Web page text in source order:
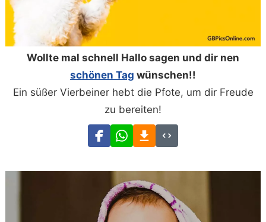
Wollte mal schnell Hallo sagen und dir nen
schönen Tag wünschen!!
Ein süßer Vierbeiner hebt die Pfote, um dir Freude
zu bereiten!